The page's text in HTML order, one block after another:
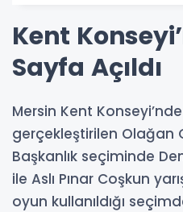
Kent
Sayfa Açıldı
Mersin Kent
gerçekleştirilen Olağan
Başkanlık seçiminde
ile Aslı Pınar Coşkun
oyun kullanıldığı